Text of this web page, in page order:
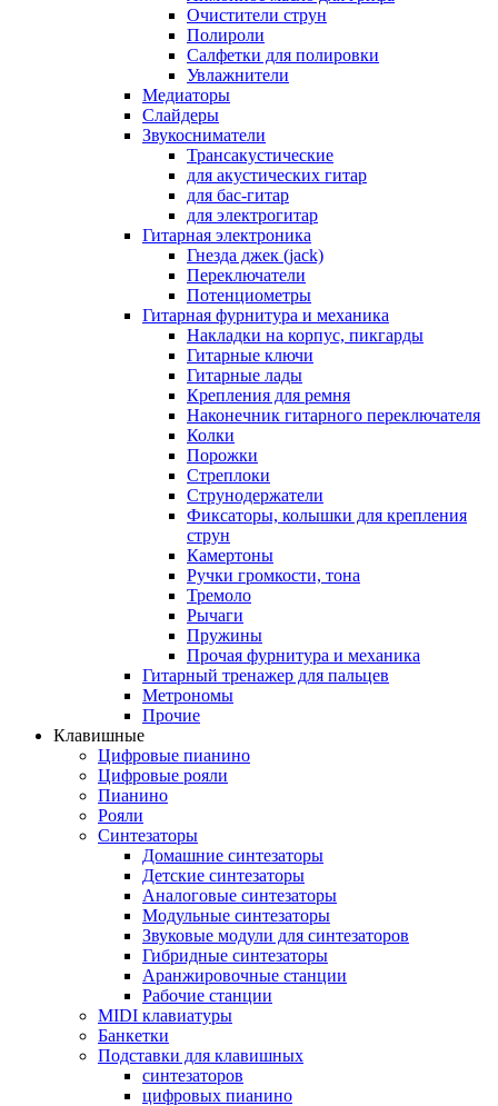
Очистители струн
Полироли
Салфетки для полировки
Увлажнители
Медиаторы
Слайдеры
Звукосниматели
Трансакустические
для акустических гитар
для бас-гитар
для электрогитар
Гитарная электроника
Гнезда джек (jack)
Переключатели
Потенциометры
Гитарная фурнитура и механика
Накладки на корпус, пикгарды
Гитарные ключи
Гитарные лады
Крепления для ремня
Наконечник гитарного переключателя
Колки
Порожки
Стреплоки
Струнодержатели
Фиксаторы, колышки для крепления
струн
Камертоны
Ручки громкости, тона
Тремоло
Рычаги
Пружины
Прочая фурнитура и механика
Гитарный тренажер для пальцев
Метрономы
Прочие
Клавишные
Цифровые пианино
Цифровые рояли
Пианино
Рояли
Синтезаторы
Домашние синтезаторы
Детские синтезаторы
Аналоговые синтезаторы
Модульные синтезаторы
Звуковые модули для синтезаторов
Гибридные синтезаторы
Аранжировочные станции
Рабочие станции
MIDI клавиатуры
Банкетки
Подставки для клавишных
синтезаторов
цифровых пианино